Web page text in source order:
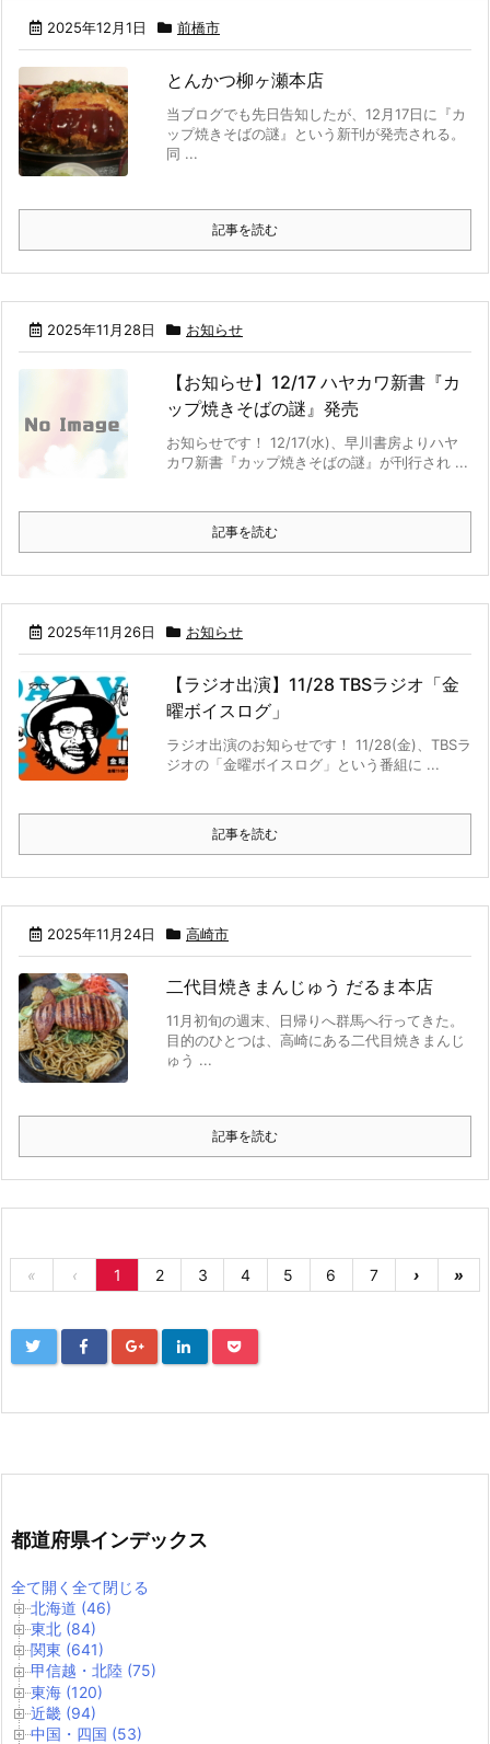
2025年12月1日 前橋市
とんかつ柳ヶ瀬本店
当ブログでも先日告知したが、12月17日に『カ
ップ焼きそばの謎』という新刊が発売される。
同 ...
記事を読む
2025年11月28日 お知らせ
【お知らせ】12/17 ハヤカワ新書『カ
ップ焼きそばの謎』発売
お知らせです！ 12/17(水)、早川書房よりハヤ
カワ新書『カップ焼きそばの謎』が刊行され ...
記事を読む
2025年11月26日 お知らせ
【ラジオ出演】11/28 TBSラジオ「金
曜ボイスログ」
ラジオ出演のお知らせです！ 11/28(金)、TBSラ
ジオの「金曜ボイスログ」という番組に ...
記事を読む
2025年11月24日 高崎市
二代目焼きまんじゅう だるま本店
11月初旬の週末、日帰りへ群馬へ行ってきた。
目的のひとつは、高崎にある二代目焼きまんじ
ゅう ...
記事を読む
« ‹ 1 2 3 4 5 6 7 › »
都道府県インデックス
全て開く 全て閉じる
北海道 (46)
東北 (84)
関東 (641)
甲信越・北陸 (75)
東海 (120)
近畿 (94)
中国・四国 (53)